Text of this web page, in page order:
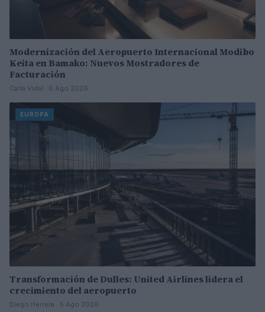
Modernización del Aeropuerto Internacional Modibo
Keita en Bamako: Nuevos Mostradores de
Facturación
Carla Vidal · 6 Ago 2026
EUROPA
Transformación de Dulles: United Airlines lidera el
crecimiento del aeropuerto
Diego Herrera · 5 Ago 2026